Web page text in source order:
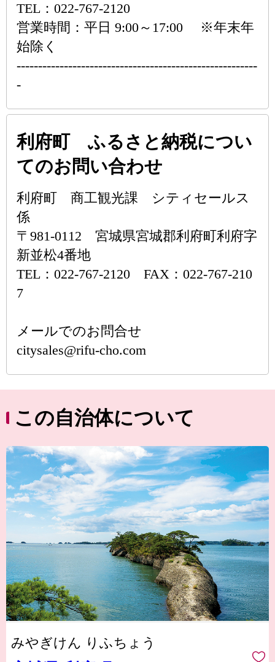
TEL：022-767-2120
営業時間：平日 9:00～17:00 ※年末年
始除く
--------------------------------------------------------
-
利府町 ふるさと納税につい
てのお問い合わせ
利府町 商工観光課 シティセールス
係
〒981-0112 宮城県宮城郡利府町利府字
新並松4番地
TEL：022-767-2120 FAX：022-767-210
7
メールでのお問合せ
citysales@rifu-cho.com
この自治体について
みやぎけん りふちょう